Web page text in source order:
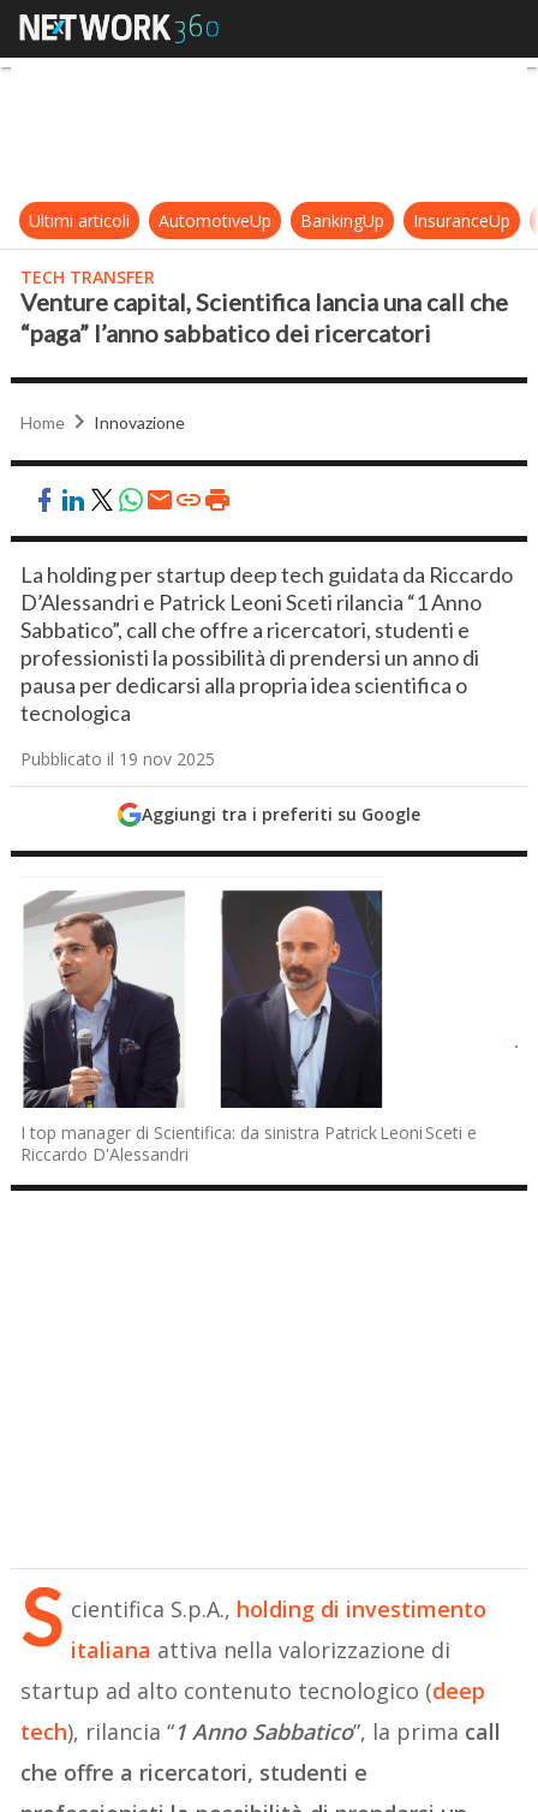
Venture capital, Scientifica lancia
Ultimi articoli AutomotiveUp BankingUp InsuranceUp
TECH TRANSFER
Venture capital, Scientifica lancia una call che
“paga” l’anno sabbatico dei ricercatori
Home Innovazione
La holding per startup deep tech guidata da Riccardo
D’Alessandri e Patrick Leoni Sceti rilancia “1 Anno
Sabbatico”, call che offre a ricercatori, studenti e
professionisti la possibilità di prendersi un anno di
pausa per dedicarsi alla propria idea scientifica o
tecnologica
Pubblicato il 19 nov 2025
Aggiungi tra i preferiti su Google
I top manager di Scientifica: da sinistra Patrick Leoni Sceti e
Riccardo D'Alessandri
S cientifica S.p.A., holding di investimento
italiana attiva nella valorizzazione di
startup ad alto contenuto tecnologico (deep
tech), rilancia “1 Anno Sabbatico”, la prima call
che offre a ricercatori, studenti e